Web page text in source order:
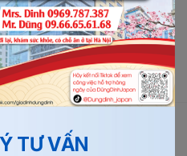
TƯ VẤN